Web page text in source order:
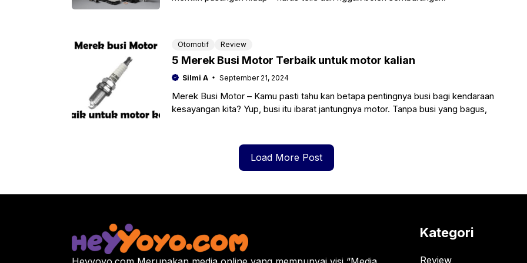
Otomotif Review
5 Merek Busi Motor Terbaik untuk motor kalian
Silmi A September 21, 2024
Merek Busi Motor – Kamu pasti tahu kan betapa pentingnya busi bagi kendaraan
kesayangan kita? Yup, busi itu ibarat jantungnya motor. Tanpa busi yang bagus,
Load More Post
Kategori
Review